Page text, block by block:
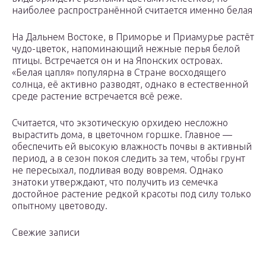
наиболее распространённой считается именно белая
На Дальнем Востоке, в Приморье и Приамурье растёт
чудо-цветок, напоминающий нежные перья белой
птицы. Встречается он и на Японских островах.
«Белая цапля» популярна в Стране восходящего
солнца, её активно разводят, однако в естественной
среде растение встречается всё реже.
Считается, что экзотическую орхидею несложно
вырастить дома, в цветочном горшке. Главное —
обеспечить ей высокую влажность почвы в активный
период, а в сезон покоя следить за тем, чтобы грунт
не пересыхал, подливая воду вовремя. Однако
знатоки утверждают, что получить из семечка
достойное растение редкой красоты под силу только
опытному цветоводу.
Свежие записи